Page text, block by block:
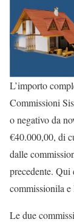
L’importo
Commissioni
o negativo da
€40.000,00, di
dalle
precedente.
commissionila e
Le due